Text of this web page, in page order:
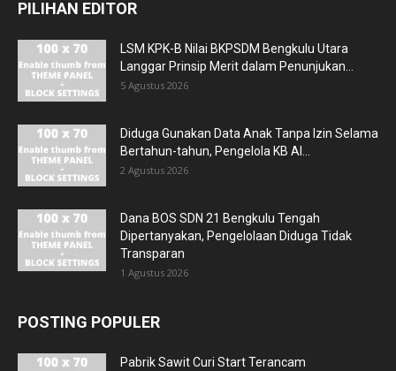
PILIHAN EDITOR
LSM KPK-B Nilai BKPSDM Bengkulu Utara
Langgar Prinsip Merit dalam Penunjukan...
5 Agustus 2026
Diduga Gunakan Data Anak Tanpa Izin Selama
Bertahun-tahun, Pengelola KB Al...
2 Agustus 2026
Dana BOS SDN 21 Bengkulu Tengah
Dipertanyakan, Pengelolaan Diduga Tidak
Transparan
1 Agustus 2026
POSTING POPULER
Pabrik Sawit Curi Start Terancam